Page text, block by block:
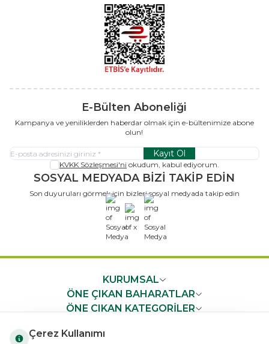
E-Bülten Aboneliği
Kampanya ve yeniliklerden haberdar olmak için e-bültenimize abone
olun!
Kayıt Ol
KVKK Sözleşmesi'ni okudum, kabul ediyorum.
SOSYAL MEDYADA BİZİ TAKİP EDİN
Son duyuruları görmek için bizleri sosyal medyada takip edin
x
KURUMSAL
ÖNE ÇIKAN BAHARATLAR
ÖNE ÇIKAN KATEGORİLER
HIZLI ERİŞİM
Çerez Kullanımı